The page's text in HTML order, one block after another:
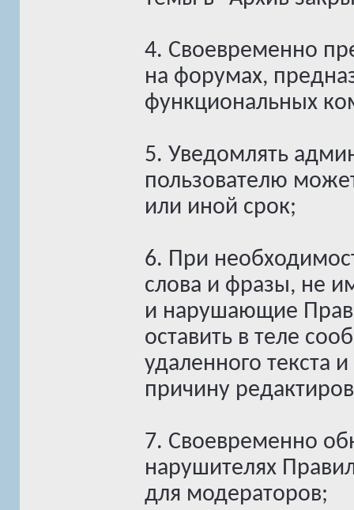
4. Своевременно
на форумах,
функциональных
5. Уведомлять
пользователю
или иной срок;
6. При
слова и фразы, не
и нарушающие
оставить в теле
удаленного текста
причину
7. Своевременно
нарушителях
для модераторов;